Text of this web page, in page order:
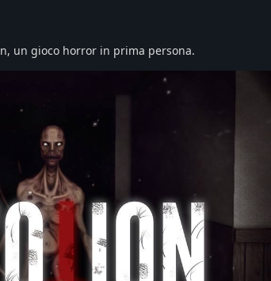
un gioco horror in prima persona.